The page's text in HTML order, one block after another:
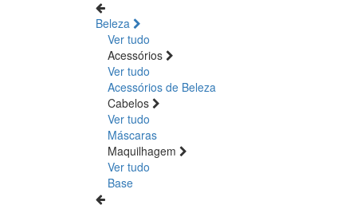
Beleza
Ver tudo
Acessórios
Ver tudo
Acessórios de Beleza
Cabelos
Ver tudo
Máscaras
Maquilhagem
Ver tudo
Base